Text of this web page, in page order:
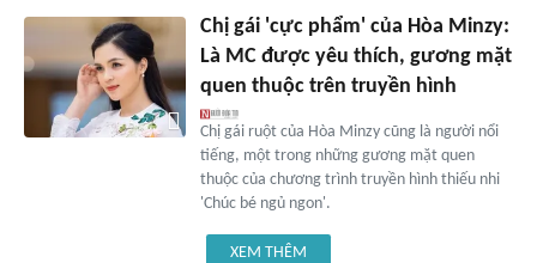
Chị gái 'cực phẩm' của Hòa Minzy:
Là MC được yêu thích, gương mặt
quen thuộc trên truyền hình
Chị gái ruột của Hòa Minzy cũng là người nổi
tiếng, một trong những gương mặt quen
thuộc của chương trình truyền hình thiếu nhi
'Chúc bé ngủ ngon'.
XEM THÊM